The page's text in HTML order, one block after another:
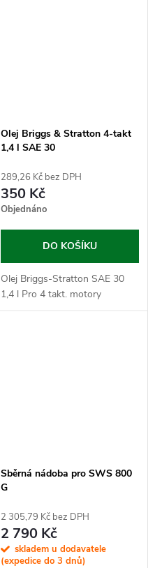
Olej Briggs & Stratton 4-takt
1,4 l SAE 30
289,26 Kč bez DPH
350 Kč
Objednáno
DO KOŠÍKU
Olej Briggs-Stratton SAE 30
1,4 l Pro 4 takt. motory
Sběrná nádoba pro SWS 800
G
2 305,79 Kč bez DPH
2 790 Kč
skladem u dodavatele
(expedice do 3 dnů)